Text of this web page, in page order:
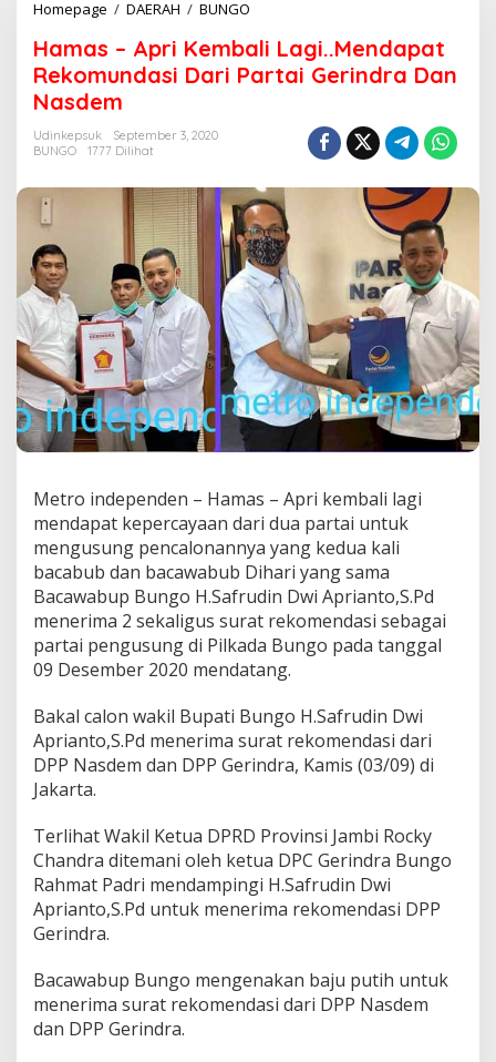
Homepage / DAERAH / BUNGO
m
a
s
i
K
e
m
b
a
l
L
a
g
i
.
n
d
a
p
t
R
e
k
u
n
d
i
D
a
r
i
t
a
Hamas – Apri Kembali Lagi..Mendapat
Rekomundasi Dari Partai Gerindra Dan
Nasdem
Udinkepsuk
September 3, 2020
BUNGO
1777 Dilihat
Metro independen – Hamas – Apri kembali lagi
mendapat kepercayaan dari dua partai untuk
mengusung pencalonannya yang kedua kali
bacabub dan bacawabub Dihari yang sama
Bacawabup Bungo H.Safrudin Dwi Aprianto,S.Pd
menerima 2 sekaligus surat rekomendasi sebagai
partai pengusung di Pilkada Bungo pada tanggal
09 Desember 2020 mendatang.
Bakal calon wakil Bupati Bungo H.Safrudin Dwi
Aprianto,S.Pd menerima surat rekomendasi dari
DPP Nasdem dan DPP Gerindra, Kamis (03/09) di
Jakarta.
Terlihat Wakil Ketua DPRD Provinsi Jambi Rocky
Chandra ditemani oleh ketua DPC Gerindra Bungo
Rahmat Padri mendampingi H.Safrudin Dwi
Aprianto,S.Pd untuk menerima rekomendasi DPP
Gerindra.
Bacawabup Bungo mengenakan baju putih untuk
menerima surat rekomendasi dari DPP Nasdem
dan DPP Gerindra.